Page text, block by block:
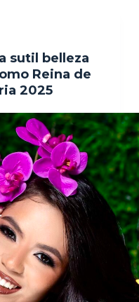
sutil belleza
Reina de
2025